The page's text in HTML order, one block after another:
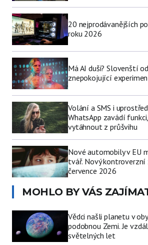
20 nejprodávanějších
roku 2026
Má AI duši? Slovenští
znepokojující
Volání a SMS i
WhatsApp zavádí
vytáhnout z průšvihu
Nové automobily v EU
tvář. Nový
července 2026
MOHLO BY VÁS
Vědci našli planetu v
podobnou Zemi. Je
světelných let